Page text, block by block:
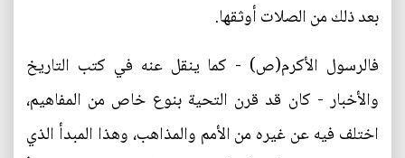
بعد ذلك من الصلات أوثقها.
فالرسول الأكرم(ص) - كما ينقل عنه في كتب التاريخ
والأخبار - كان قد قرن التحية بنوع خاص من المفاهيم،
اختلف فيه عن غيره من الأمم والمذاهب، وهذا المبدأ الذي